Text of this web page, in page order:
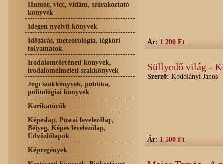
Humor, vicc, vidám, szórakoztató
könyvek
Idegen nyelvű könyvek
Időjárás, meteorológia, légköri
folyamatok
Irodalomtörténeti könyvek,
irodalomelméleti szakkönyvek
Jogi szakkönyvek, politika,
politológiai könyvek
Karikatúrák
Képeslap, Postai levelezőlap,
Bélyeg, Képes levelezőlap,
Üdvözlőlapok
Képregények
Ár: 1 200 Ft
Süllyedő világ -
Szerző: Kodolányi János
Ár: 1 500 Ft